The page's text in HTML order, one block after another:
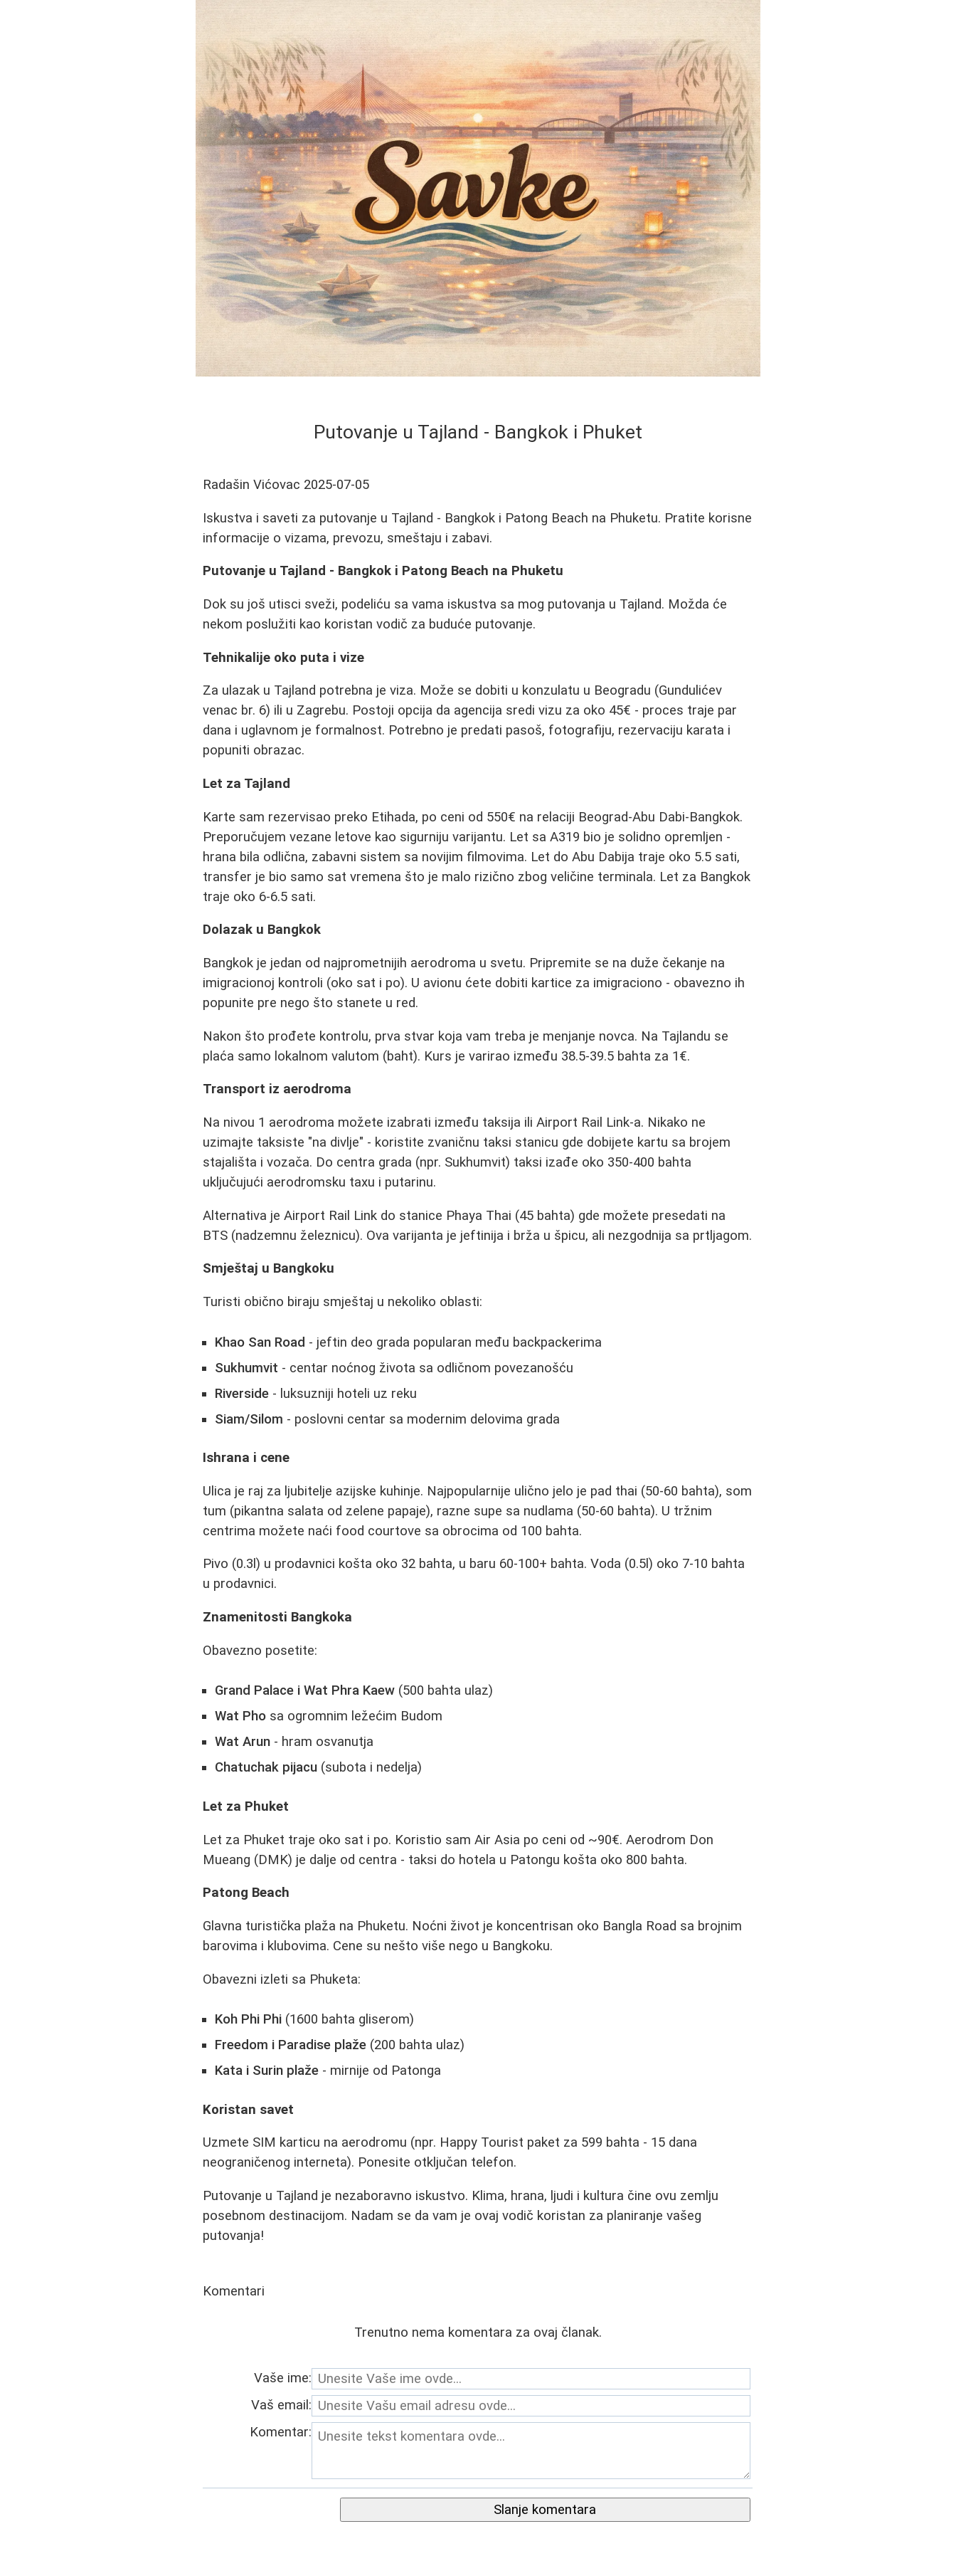
Putovanje u Tajland - Bangkok i Phuket
Radašin Vićovac 2025-07-05
Iskustva i saveti za putovanje u Tajland - Bangkok i Patong Beach na Phuketu. Pratite korisne
informacije o vizama, prevozu, smeštaju i zabavi.
Putovanje u Tajland - Bangkok i Patong Beach na Phuketu
Dok su još utisci sveži, podeliću sa vama iskustva sa mog putovanja u Tajland. Možda će
nekom poslužiti kao koristan vodič za buduće putovanje.
Tehnikalije oko puta i vize
Za ulazak u Tajland potrebna je viza. Može se dobiti u konzulatu u Beogradu (Gundulićev
venac br. 6) ili u Zagrebu. Postoji opcija da agencija sredi vizu za oko 45€ - proces traje par
dana i uglavnom je formalnost. Potrebno je predati pasoš, fotografiju, rezervaciju karata i
popuniti obrazac.
Let za Tajland
Karte sam rezervisao preko Etihada, po ceni od 550€ na relaciji Beograd-Abu Dabi-Bangkok.
Preporučujem vezane letove kao sigurniju varijantu. Let sa A319 bio je solidno opremljen -
hrana bila odlična, zabavni sistem sa novijim filmovima. Let do Abu Dabija traje oko 5.5 sati,
transfer je bio samo sat vremena što je malo rizično zbog veličine terminala. Let za Bangkok
traje oko 6-6.5 sati.
Dolazak u Bangkok
Bangkok je jedan od najprometnijih aerodroma u svetu. Pripremite se na duže čekanje na
imigracionoj kontroli (oko sat i po). U avionu ćete dobiti kartice za imigraciono - obavezno ih
popunite pre nego što stanete u red.
Nakon što prođete kontrolu, prva stvar koja vam treba je menjanje novca. Na Tajlandu se
plaća samo lokalnom valutom (baht). Kurs je varirao između 38.5-39.5 bahta za 1€.
Transport iz aerodroma
Na nivou 1 aerodroma možete izabrati između taksija ili Airport Rail Link-a. Nikako ne
uzimajte taksiste "na divlje" - koristite zvaničnu taksi stanicu gde dobijete kartu sa brojem
stajališta i vozača. Do centra grada (npr. Sukhumvit) taksi izađe oko 350-400 bahta
uključujući aerodromsku taxu i putarinu.
Alternativa je Airport Rail Link do stanice Phaya Thai (45 bahta) gde možete presedati na
BTS (nadzemnu železnicu). Ova varijanta je jeftinija i brža u špicu, ali nezgodnija sa prtljagom.
Smještaj u Bangkoku
Turisti obično biraju smještaj u nekoliko oblasti:
Khao San Road - jeftin deo grada popularan među backpackerima
Sukhumvit - centar noćnog života sa odličnom povezanošću
Riverside - luksuzniji hoteli uz reku
Siam/Silom - poslovni centar sa modernim delovima grada
Ishrana i cene
Ulica je raj za ljubitelje azijske kuhinje. Najpopularnije ulično jelo je pad thai (50-60 bahta), som
tum (pikantna salata od zelene papaje), razne supe sa nudlama (50-60 bahta). U tržnim
centrima možete naći food courtove sa obrocima od 100 bahta.
Pivo (0.3l) u prodavnici košta oko 32 bahta, u baru 60-100+ bahta. Voda (0.5l) oko 7-10 bahta
u prodavnici.
Znamenitosti Bangkoka
Obavezno posetite:
Grand Palace i Wat Phra Kaew (500 bahta ulaz)
Wat Pho sa ogromnim ležećim Budom
Wat Arun - hram osvanutja
Chatuchak pijacu (subota i nedelja)
Let za Phuket
Let za Phuket traje oko sat i po. Koristio sam Air Asia po ceni od ~90€. Aerodrom Don
Mueang (DMK) je dalje od centra - taksi do hotela u Patongu košta oko 800 bahta.
Patong Beach
Glavna turistička plaža na Phuketu. Noćni život je koncentrisan oko Bangla Road sa brojnim
barovima i klubovima. Cene su nešto više nego u Bangkoku.
Obavezni izleti sa Phuketa:
Koh Phi Phi (1600 bahta gliserom)
Freedom i Paradise plaže (200 bahta ulaz)
Kata i Surin plaže - mirnije od Patonga
Koristan savet
Uzmete SIM karticu na aerodromu (npr. Happy Tourist paket za 599 bahta - 15 dana
neograničenog interneta). Ponesite otključan telefon.
Putovanje u Tajland je nezaboravno iskustvo. Klima, hrana, ljudi i kultura čine ovu zemlju
posebnom destinacijom. Nadam se da vam je ovaj vodič koristan za planiranje vašeg
putovanja!
Komentari
Trenutno nema komentara za ovaj članak.
Vaše ime:
Vaš email:
Komentar:
Slanje komentara